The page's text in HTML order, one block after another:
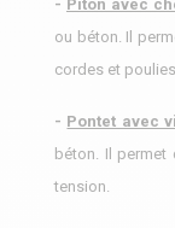
- Piton avec
ou béton. Il
cordes et
- Pontet avec
béton. Il
tension.